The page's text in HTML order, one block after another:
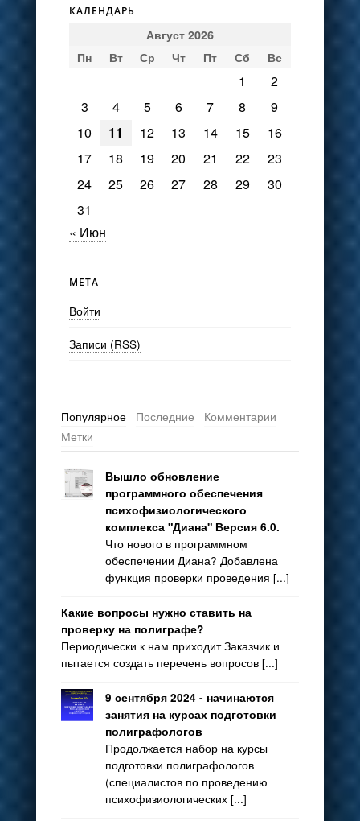
КАЛЕНДАРЬ
Август 2026
Пн
Вт Ср Чт Пт Сб Вс
1
2
3
4 5 6 7 8
9
10
11 12 13 14 15
16
17
18 19 20 21 22
23
24
25 26 27 28 29
30
31
« Июн
МЕТА
Войти
Записи (RSS)
Популярное Последние
Комментарии
Метки
Вышло обновление
программного обеспечения
психофизиологического
комплекса "Диана" Версия 6.0.
Что нового в программном
обеспечении Диана? Добавлена
функция проверки проведения [...]
Какие вопросы нужно ставить на
проверку на полиграфе?
Периодически к нам приходит Заказчик и
пытается создать перечень вопросов [...]
9 сентября 2024 - начинаются
занятия на курсах подготовки
полиграфологов
Продолжается набор на курсы
подготовки полиграфологов
(специалистов по проведению
психофизиологических [...]